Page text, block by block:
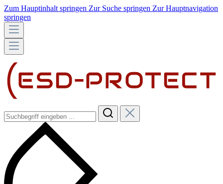
Zum Hauptinhalt springen Zur Suche springen Zur Hauptnavigation
springen